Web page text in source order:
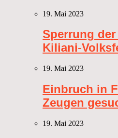
19. Mai 2023
Sperrung der
Kiliani-
19. Mai 2023
Einbruch in
Zeugen
19. Mai 2023